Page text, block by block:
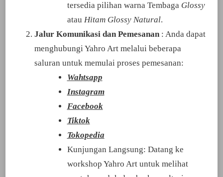
tersedia pilihan warna Tembaga Glossy
atau Hitam Glossy Natural.
Jalur Komunikasi dan Pemesanan : Anda dapat
menghubungi Yahro Art melalui beberapa
saluran untuk memulai proses pemesanan:
Wahtsapp
Instagram
Facebook
Tiktok
Tokopedia
Kunjungan Langsung: Datang ke
workshop Yahro Art untuk melihat